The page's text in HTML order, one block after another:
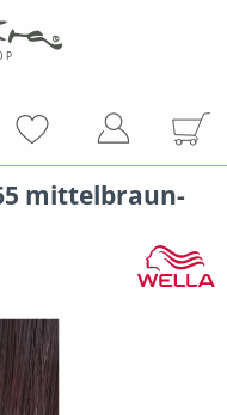
mittelbraun-